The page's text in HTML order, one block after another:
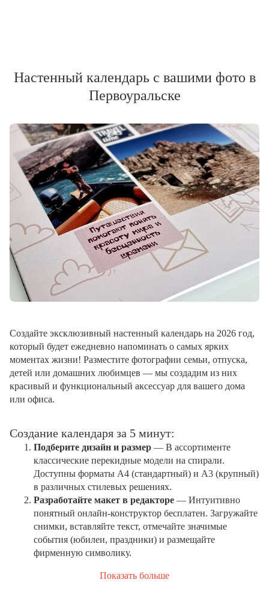
Настенный календарь с вашими фото в
Первоуральске
Создайте эксклюзивный настенный календарь на 2026 год,
который будет ежедневно напоминать о самых ярких
моментах жизни! Разместите фотографии семьи, отпуска,
детей или домашних любимцев — мы создадим из них
красивый и функциональный аксессуар для вашего дома
или офиса.
Создание календаря за 5 минут:
Подберите дизайн и размер — В ассортименте
классические перекидные модели на спирали.
Доступны форматы А4 (стандартный) и А3 (крупный)
в различных стилевых решениях.
Разработайте макет в редакторе — Интуитивно
понятный онлайн-конструктор бесплатен. Загружайте
снимки, вставляйте текст, отмечайте значимые
события (юбилеи, праздники) и размещайте
фирменную символику.
Показать больше